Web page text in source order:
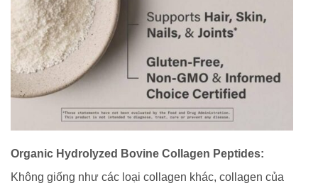
Organic Hydrolyzed Bovine Collagen Peptides:
Không giống như các loại collagen khác, collagen của